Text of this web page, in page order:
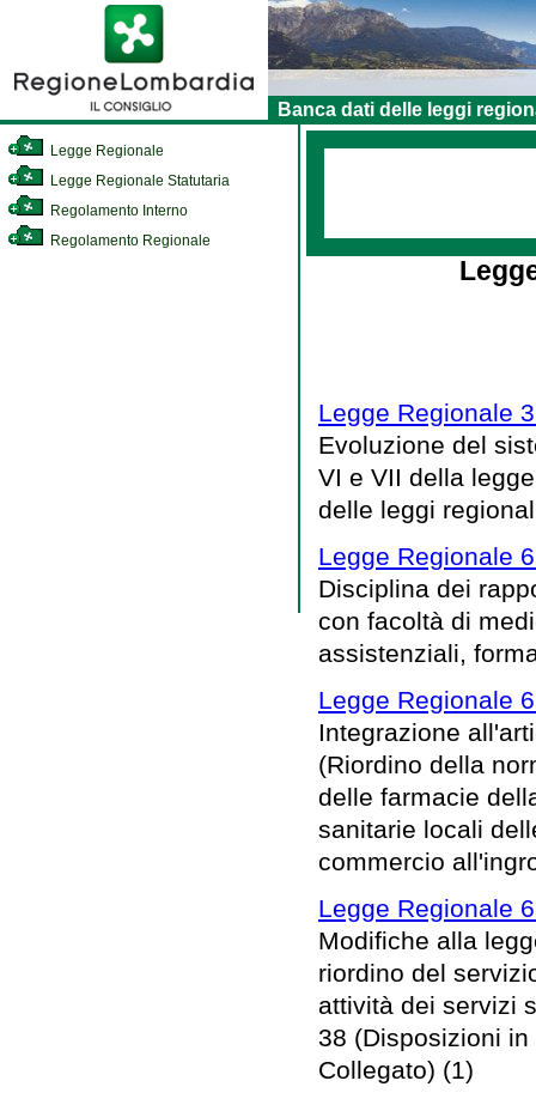
Banca dati delle leggi
Legge Regionale
Legge Regionale Statutaria
Regolamento Interno
Regolamento Regionale
Legge Regionale
Evoluzione del
VI e VII della
delle leggi
Legge Regionale
Disciplina dei
con facoltà di
assistenziali,
Legge Regionale
Integrazione
(Riordino della
delle farmacie
sanitarie locali
commercio
Legge Regionale
Modifiche alla
riordino del
attività dei servizi
38 (Disposizioni
Collegato) (1)